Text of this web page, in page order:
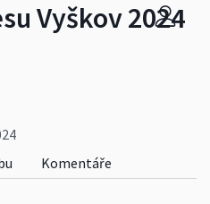
Vyškov 2024
Komentáře